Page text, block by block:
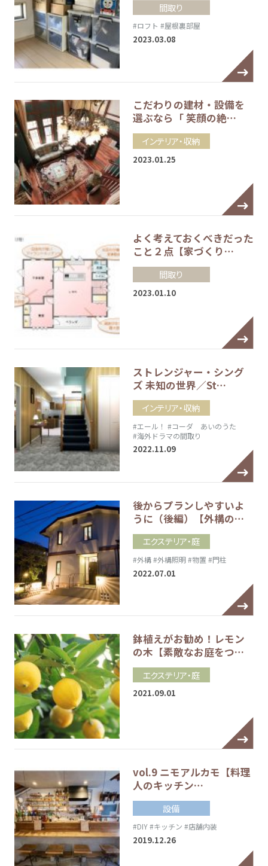
間取り
#ロフト #屋根裏部屋
2023.03.08
こだわりの建材・設備を
選ぶなら「 笑顔の絶…
インテリア・収納
2023.01.25
よく考えておくべきだった
こと２点【家づくり…
間取り
2023.01.10
ストレンジャー・シング
ズ 未知の世界／St…
インテリア・収納
#エール！ #コーダ あいのうた
#海外ドラマの間取り
2022.11.09
後からプランしやすいよ
うに（後編）【外構の…
エクステリア・庭
#外構#外構照明 #物置 #門柱
2022.07.01
鉢植えがお勧め！レモン
の木【素敵なお庭をつ…
エクステリア・庭
2021.09.01
vol.9 ニモアルカモ【料理
人のキッチン…
設備
#DIY#キッチン #店舗内装
2019.12.26